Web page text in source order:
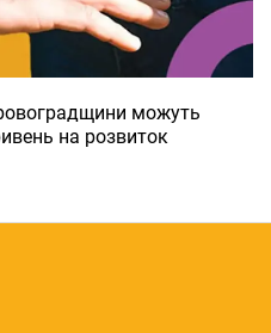
можуть
на розвиток